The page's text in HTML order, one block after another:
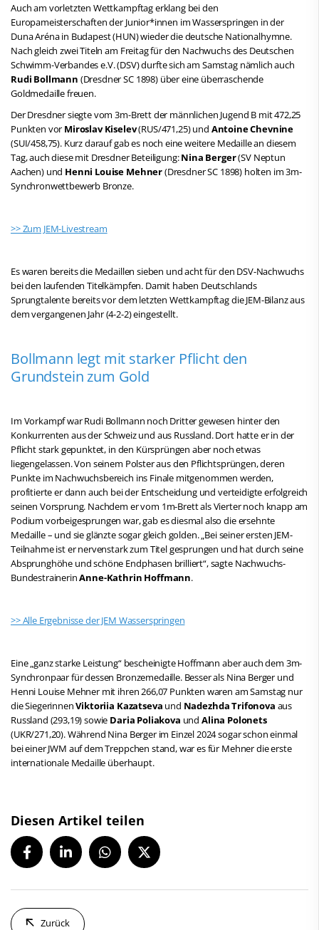
Auch am vorletzten Wettkampftag erklang bei den
Europameisterschaften der Junior*innen im Wasserspringen in der
Duna Aréna in Budapest (HUN) wieder die deutsche Nationalhymne.
Nach gleich zwei Titeln am Freitag für den Nachwuchs des Deutschen
Schwimm-Verbandes e.V. (DSV) durfte sich am Samstag nämlich auch
Rudi Bollmann (Dresdner SC 1898) über eine überraschende
Goldmedaille freuen.
Der Dresdner siegte vom 3m-Brett der männlichen Jugend B mit 472,25
Punkten vor Miroslav Kiselev(RUS/471,25) und Antoine Chevnine
(SUI/458,75). Kurz darauf gab es noch eine weitere Medaille an diesem
Tag, auch diese mit Dresdner Beteiligung:Nina Berger(SV Neptun
Aachen) und Henni Louise Mehner(Dresdner SC 1898) holten im 3m-
Synchronwettbewerb Bronze.
>> Zum JEM-Livestream
Es waren bereits die Medaillen sieben und acht für den DSV-Nachwuchs
bei den laufenden Titelkämpfen. Damit haben Deutschlands
Sprungtalente bereits vor dem letzten Wettkampftag die JEM-Bilanz aus
dem vergangenen Jahr (4-2-2) eingestellt.
Bollmann legt mit starker Pflicht den
Grundstein zum Gold
Im Vorkampf war Rudi Bollmann noch Dritter gewesen hinter den
Konkurrenten aus der Schweiz und aus Russland. Dort hatte er in der
Pflicht stark gepunktet, in den Kürsprüngen aber noch etwas
liegengelassen. Von seinem Polster aus den Pflichtsprüngen, deren
Punkte im Nachwuchsbereich ins Finale mitgenommen werden,
profitierte er dann auch bei der Entscheidung und verteidigte erfolgreich
seinen Vorsprung. Nachdem er vom 1m-Brett als Vierter noch knapp am
Podium vorbeigesprungen war, gab es diesmal also die ersehnte
Medaille – und sie glänzte sogar gleich golden. „Bei seiner ersten JEM-
Teilnahme ist er nervenstark zum Titel gesprungen und hat durch seine
Absprunghöhe und schöne Endphasen brilliert“, sagte Nachwuchs-
BundestrainerinAnne-Kathrin Hoffmann.
>> Alle Ergebnisse der JEM Wasserspringen
Eine „ganz starke Leistung“ bescheinigte Hoffmann aber auch dem 3m-
Synchronpaar für dessen Bronzemedaille. Besser als Nina Berger und
Henni Louise Mehner mit ihren 266,07 Punkten waren am Samstag nur
die SiegerinnenViktoriia Kazatseva und Nadezhda Trifonova aus
Russland (293,19) sowie Daria Poliakova und Alina Polonets
(UKR/271,20). Während Nina Berger im Einzel 2024 sogar schon einmal
bei einer JWM auf dem Treppchen stand, war es für Mehner die erste
internationale Medaille überhaupt.
Diesen Artikel teilen
Zurück